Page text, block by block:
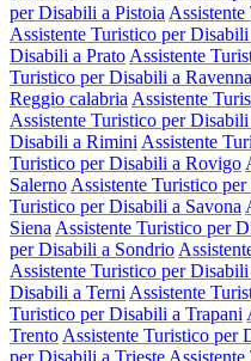
per Disabili a Pistoia
Assistente Turistico per Disabili
Disabili a Prato Assistente
Turistico per Disabili a Ravenna
Reggio calabria Assistente
Assistente Turistico per
Disabili a Rimini Assistente
Turistico per Disabili a Rovigo
Salerno Assistente Turistico
Turistico per Disabili a Savona
Siena Assistente Turistico per
per Disabili a Sondrio
Assistente Turistico per
Disabili a Terni Assistente
Turistico per Disabili a Trapani
Trento Assistente Turistico per